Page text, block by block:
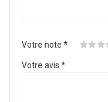
Votre note *
Votre avis *